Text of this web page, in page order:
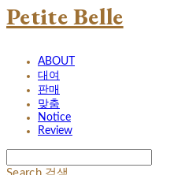
Petite Belle
ABOUT
대여
판매
맞춤
Notice
Review